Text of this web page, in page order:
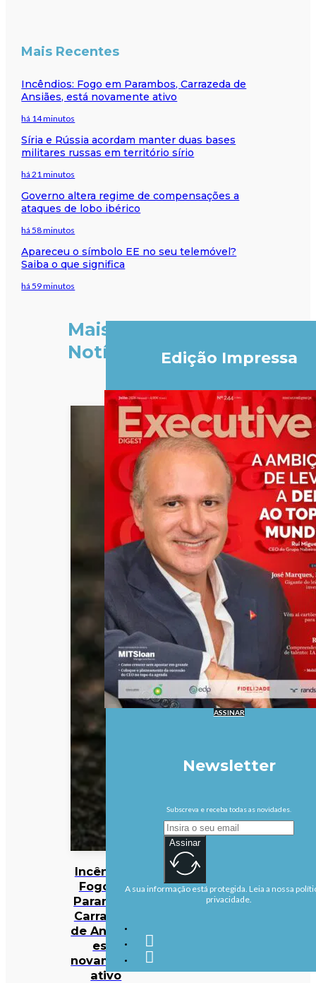
Mais Recentes
Incêndios: Fogo em Parambos, Carrazeda de
Ansiães, está novamente ativo
há 14 minutos
Síria e Rússia acordam manter duas bases
militares russas em território sírio
há 21 minutos
Governo altera regime de compensações a
ataques de lobo ibérico
há 58 minutos
Apareceu o símbolo EE no seu telemóvel?
Saiba o que significa
há 59 minutos
Mais
Notícias
Incêndios:
Fogo em
Parambos,
Carrazeda
de Ansiães,
está
novamente
ativo
Edição Impressa
ASSINAR
Newsletter
Subscreva e receba todas as novidades.
Assinar
A sua informação está protegida. Leia a nossa
privacidade.